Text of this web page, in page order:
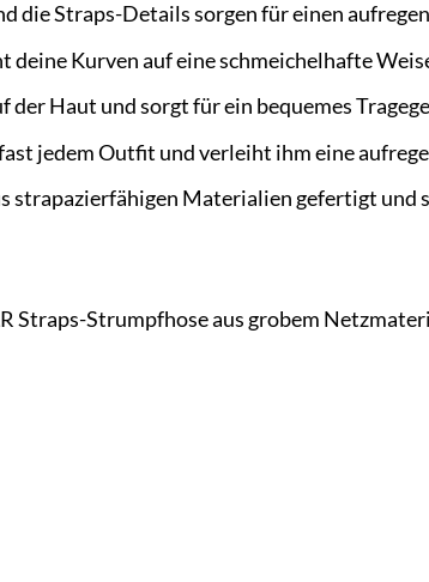
die Straps-Details sorgen für einen
deine Kurven auf eine schmeichelhafte
der Haut und sorgt für ein bequemes
jedem Outfit und verleiht ihm eine
strapazierfähigen Materialien gefertigt und
Straps-Strumpfhose aus grobem